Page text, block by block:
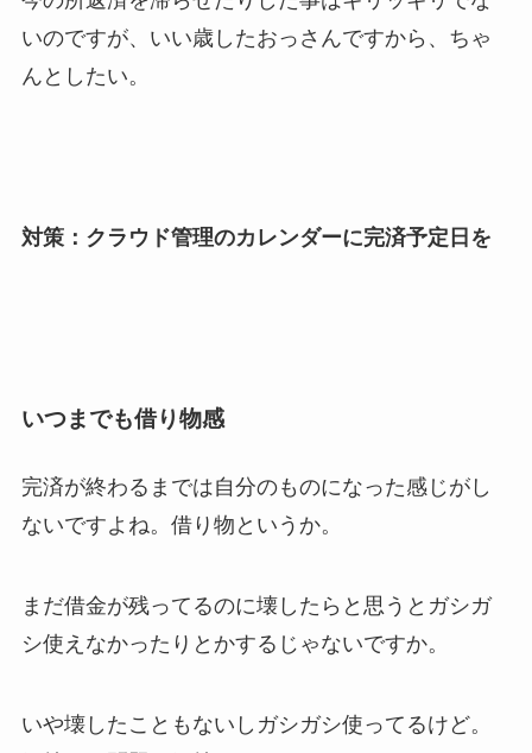
いのですが、いい歳したおっさんですから、ちゃ
んとしたい。
対策：クラウド管理のカレンダーに完済予定日を
いつまでも借り物感
完済が終わるまでは自分のものになった感じがし
ないですよね。借り物というか。
まだ借金が残ってるのに壊したらと思うとガシガ
シ使えなかったりとかするじゃないですか。
いや壊したこともないしガシガシ使ってるけど。